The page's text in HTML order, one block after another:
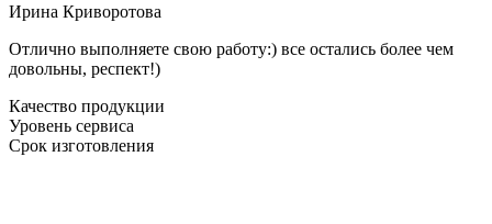
Ирина Криворотова
Отлично выполняете свою работу:) все остались более чем
довольны, респект!)
Качество продукции
Уровень сервиса
Срок изготовления